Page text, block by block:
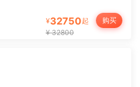
¥32750起
购买
¥ 32800